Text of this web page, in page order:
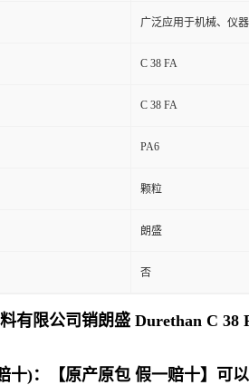
广泛应用于机械、仪
C 38 FA
C 38 FA
PA6
颗粒
朗盛
否
有限公司销朗盛 Durethan C
十)：【原产原包 假一赔十】可